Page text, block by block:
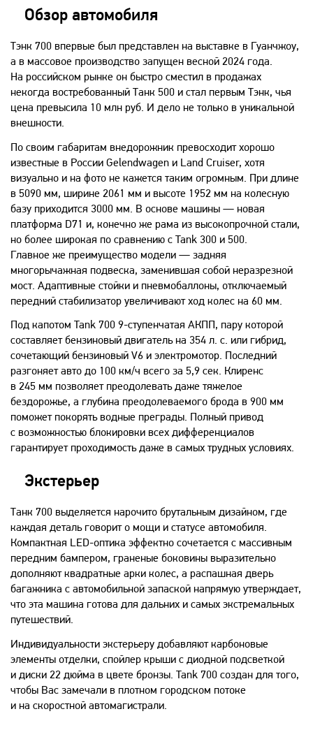
Обзор автомобиля
Тэнк 700 впервые был представлен на выставке в Гуанчжоу,
а в массовое производство запущен весной 2024 года.
На российском рынке он быстро сместил в продажах
некогда востребованный Танк 500 и стал первым Тэнк, чья
цена превысила 10 млн руб. И дело не только в уникальной
внешности.
По своим габаритам внедорожник превосходит хорошо
известные в России Gelendwagen и Land Cruiser, хотя
визуально и на фото не кажется таким огромным. При длине
в 5090 мм, ширине 2061 мм и высоте 1952 мм на колесную
базу приходится 3000 мм. В основе машины — новая
платформа D71 и, конечно же рама из высокопрочной стали,
но более широкая по сравнению с Tank 300 и 500.
Главное же преимущество модели — задняя
многорычажная подвеска, заменившая собой неразрезной
мост. Адаптивные стойки и пневмобаллоны, отключаемый
передний стабилизатор увеличивают ход колес на 60 мм.
Под капотом Tank 700 9-ступенчатая АКПП, пару которой
составляет бензиновый двигатель на 354 л. с. или гибрид,
сочетающий бензиновый V6 и электромотор. Последний
разгоняет авто до 100 км/ч всего за 5,9 сек. Клиренс
в 245 мм позволяет преодолевать даже тяжелое
бездорожье, а глубина преодолеваемого брода в 900 мм
поможет покорять водные преграды. Полный привод
с возможностью блокировки всех дифференциалов
гарантирует проходимость даже в самых трудных условиях.
Экстерьер
Танк 700 выделяется нарочито брутальным дизайном, где
каждая деталь говорит о мощи и статусе автомобиля.
Компактная LED-оптика эффектно сочетается с массивным
передним бампером, граненые боковины выразительно
дополняют квадратные арки колес, а распашная дверь
багажника с автомобильной запаской напрямую утверждает,
что эта машина готова для дальних и самых экстремальных
путешествий.
Индивидуальности экстерьеру добавляют карбоновые
элементы отделки, спойлер крыши с диодной подсветкой
и диски 22 дюйма в цвете бронзы. Tank 700 создан для того,
чтобы Вас замечали в плотном городском потоке
и на скоростной автомагистрали.